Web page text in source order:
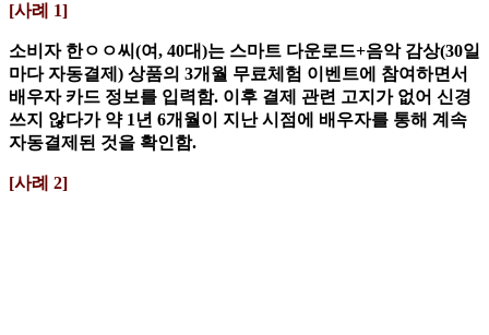
[사례 1]
소비자 한ㅇㅇ씨(여, 40대)는 스마트 다운로드+음악 감상(30일
마다 자동결제) 상품의 3개월 무료체험 이벤트에 참여하면서
배우자 카드 정보를 입력함. 이후 결제 관련 고지가 없어 신경
쓰지 않다가 약 1년 6개월이 지난 시점에 배우자를 통해 계속
자동결제된 것을 확인함.
[사례 2]